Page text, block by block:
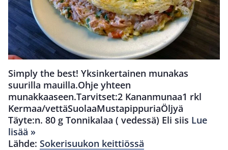
Simply the best! Yksinkertainen munakas
suurilla mauilla.Ohje yhteen
munakkaaseen.Tarvitset:2 Kananmunaa1 rkl
Kermaa/vettäSuolaaMustapippuriaÖljyä
Täyte:n. 80 g Tonnikalaa ( vedessä) Eli siis Lue
lisää »
Lähde: Sokerisuukon keittiössä